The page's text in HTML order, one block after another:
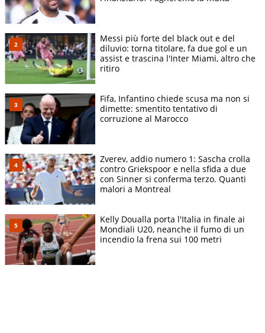
Messi più forte del black out e del
diluvio: torna titolare, fa due gol e un
assist e trascina l'Inter Miami, altro che
ritiro
Fifa, Infantino chiede scusa ma non si
dimette: smentito tentativo di
corruzione al Marocco
Zverev, addio numero 1: Sascha crolla
contro Griekspoor e nella sfida a due
con Sinner si conferma terzo. Quanti
malori a Montreal
Kelly Doualla porta l'Italia in finale ai
Mondiali U20, neanche il fumo di un
incendio la frena sui 100 metri